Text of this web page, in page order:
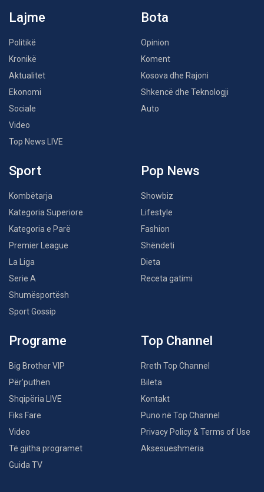
Lajme
Politikë
Kronikë
Aktualitet
Ekonomi
Sociale
Video
Top News LIVE
Bota
Opinion
Koment
Kosova dhe Rajoni
Shkencë dhe Teknologji
Auto
Sport
Kombëtarja
Kategoria Superiore
Kategoria e Parë
Premier League
La Liga
Serie A
Shumësportësh
Sport Gossip
Pop News
Showbiz
Lifestyle
Fashion
Shëndeti
Dieta
Receta gatimi
Programe
Big Brother VIP
Për’puthen
Shqipëria LIVE
Fiks Fare
Video
Të gjitha programet
Guida TV
Top Channel
Rreth Top Channel
Bileta
Kontakt
Puno në Top Channel
Privacy Policy & Terms of Use
Aksesueshmëria